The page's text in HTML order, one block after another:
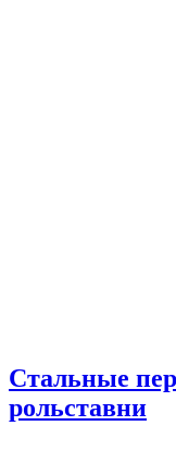
Стальные
рольставни